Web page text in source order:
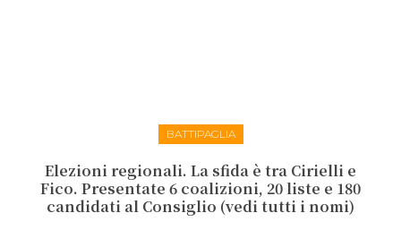
BATTIPAGLIA
Elezioni regionali. La sfida è tra Cirielli e
Fico. Presentate 6 coalizioni, 20 liste e 180
candidati al Consiglio (vedi tutti i nomi)